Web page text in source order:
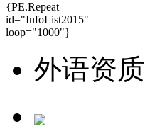
{PE.Repeat
id="InfoList2015"
loop="1000"}
外语资质